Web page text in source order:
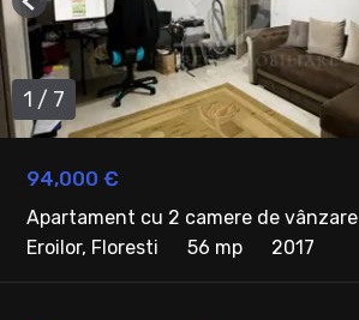
94,000 €
Apartament cu 2 camere de vânzare
Eroilor, Floresti
56 mp 2017
1 / 7
Previous